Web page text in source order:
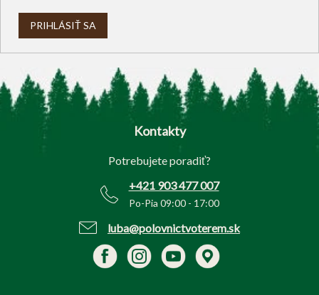
PRIHLÁSIŤ SA
Z
Kontakty
Potrebujete poradiť?
+421 903 477 007
Po-Pia 09:00 - 17:00
luba@polovnictvoterem.sk